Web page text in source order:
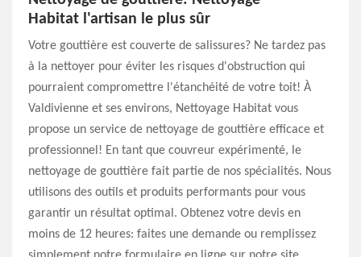
Habitat l'artisan le plus sûr
Votre gouttière est couverte de salissures? Ne tardez pas
à la nettoyer pour éviter les risques d'obstruction qui
pourraient compromettre l'étanchéité de votre toit! À
Valdivienne et ses environs, Nettoyage Habitat vous
propose un service de nettoyage de gouttière efficace et
professionnel! En tant que couvreur expérimenté, le
nettoyage de gouttière fait partie de nos spécialités. Nous
utilisons des outils et produits performants pour vous
garantir un résultat optimal. Obtenez votre devis en
moins de 12 heures: faites une demande ou remplissez